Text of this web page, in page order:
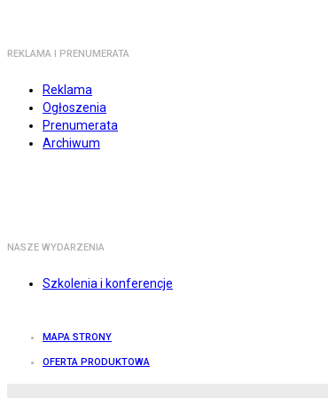
REKLAMA I PRENUMERATA
Reklama
Ogłoszenia
Prenumerata
Archiwum
NASZE WYDARZENIA
Szkolenia i konferencje
MAPA STRONY
OFERTA PRODUKTOWA